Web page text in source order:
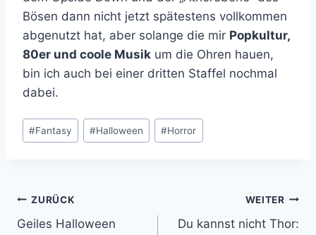
Bösen dann nicht jetzt spätestens vollkommen
abgenutzt hat, aber solange die mir Popkultur,
80er und coole Musik um die Ohren hauen,
bin ich auch bei einer dritten Staffel nochmal
dabei.
Schlagworte:
#Fantasy #Halloween #Horror
Beitragsnavigation
ZURÜCK
Geiles Halloween
WEITER
Du kannst nicht Thor: